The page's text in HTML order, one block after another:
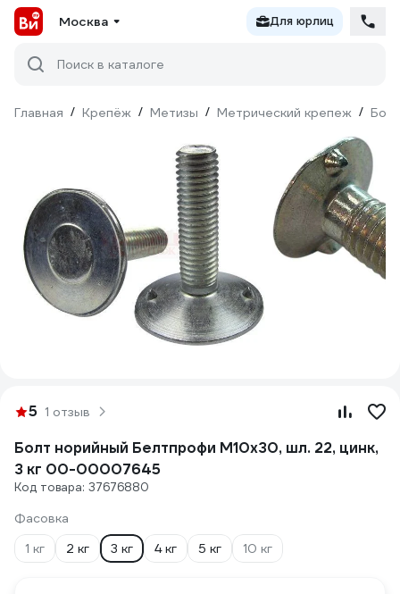
Москва Для юрлиц
Поиск в каталоге
Главная / Крепёж / Метизы / Метрический крепеж /
5 1 отзыв
Болт норийный Белтпрофи М10x30, шл. 22, цинк,
3 кг 00-00007645
Код товара: 37676880
Фасовка
1 кг
2 кг 3 кг 4 кг 5 кг 10 кг